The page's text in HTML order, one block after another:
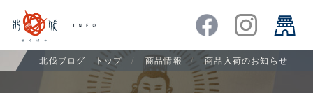
北伐ブログ - トップ 商品情報 商品入荷のお知らせ